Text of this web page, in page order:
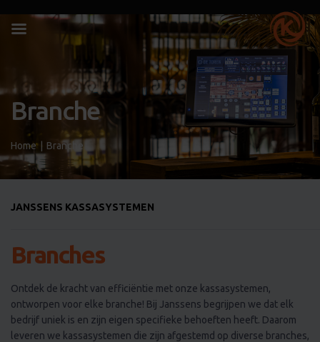
Branche
Home Branche
JANSSENS KASSASYSTEMEN
Branches
Ontdek de kracht van efficiëntie met onze kassasystemen,
ontworpen voor elke branche! Bij Janssens begrijpen we dat elk
bedrijf uniek is en zijn eigen specifieke behoeften heeft. Daarom
leveren we kassasystemen die zijn afgestemd op diverse branches,